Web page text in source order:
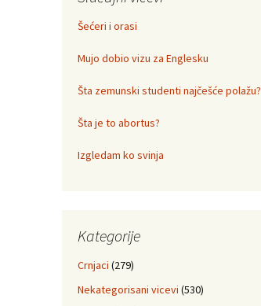
Šećeri i orasi
Mujo dobio vizu za Englesku
Šta zemunski studenti najčešće polažu?
Šta je to abortus?
Izgledam ko svinja
Kategorije
Crnjaci (279)
Nekategorisani vicevi (530)